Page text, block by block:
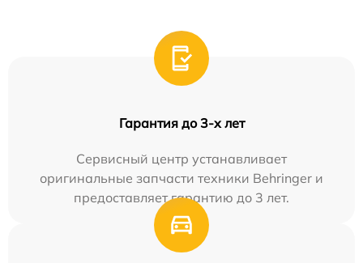
Гарантия до 3-х лет
Сервисный центр устанавливает
оригинальные запчасти техники Behringer и
предоставляет гарантию до 3 лет.